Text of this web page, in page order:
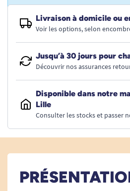
Livraison à domicile ou
Voir les options, selon
Jusqu’à 30 jours pour
Découvrir nos assurances
Disponible dans notre
Lille
Consulter les stocks et passer